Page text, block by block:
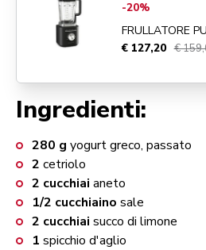
Ingredienti:
280 g yogurt greco, passato
2 cetriolo
2 cucchiai aneto
1/2 cucchiaino sale
2 cucchiai succo di limone
1 spicchio d'aglio
-20%
FRULLATORE
€ 127,20 €